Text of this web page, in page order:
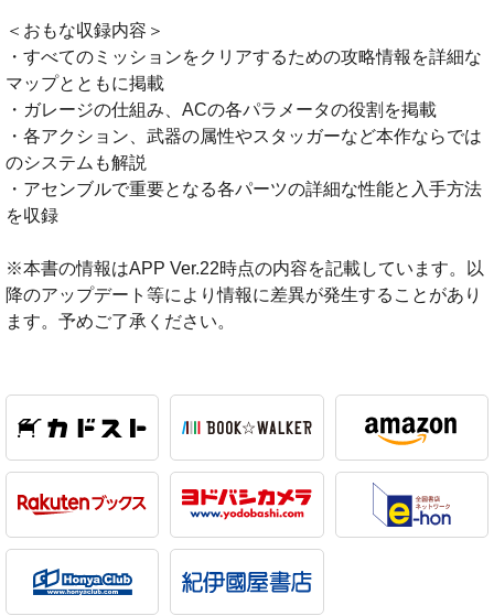
＜おもな収録内容＞
・すべてのミッションをクリアするための攻略情報を詳細な
マップとともに掲載
・ガレージの仕組み、ACの各パラメータの役割を掲載
・各アクション、武器の属性やスタッガーなど本作ならでは
のシステムも解説
・アセンブルで重要となる各パーツの詳細な性能と入手方法
を収録
※本書の情報はAPP Ver.22時点の内容を記載しています。以
降のアップデート等により情報に差異が発生することがあり
ます。予めご了承ください。